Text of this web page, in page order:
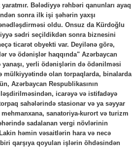
Bələdiyyə rəhbəri qanunları ayaq
sonra ilk işi şəhərin yaxşı
oldu. Onsuz da Kürdoğlu
sədri seçildikdən sonra biznesini
ticarət obyekti var. Deyilənə görə,
və ödənişlər haqqında" Azərbaycan
yerli ödənişlərin də ödənilməsi
mülkiyyətində olan torpaqlarda, binalarda
Azərbaycan Respublikasının
icarəyə və istifadəyə
sahələrində stasionar və ya səyyar
sanatoriya-kurort və turizm
sadalanan vergi növlərinin
həmin vəsaitlərin hara və necə
qarşıya qoyulan işlərin öhdəsindən